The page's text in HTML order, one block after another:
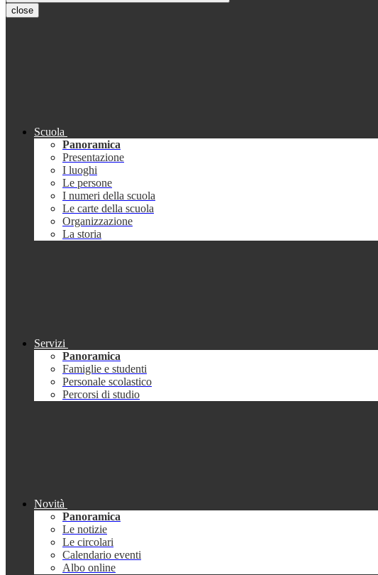
close
Scuola
Panoramica
Presentazione
I luoghi
Le persone
I numeri della scuola
Le carte della scuola
Organizzazione
La storia
Servizi
Panoramica
Famiglie e studenti
Personale scolastico
Percorsi di studio
Novità
Panoramica
Le notizie
Le circolari
Calendario eventi
Albo online